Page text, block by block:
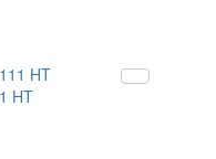
HT